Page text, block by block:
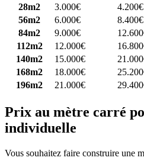
28m2
3.000€ 4.200€
56m2
6.000€ 8.400€
84m2
9.000€
112m2
12.000€
140m2
15.000€
168m2
18.000€
196m2
21.000€
Prix au mètre carré
individuelle
Vous souhaitez faire construire une